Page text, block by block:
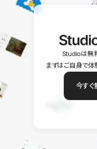
Studioは無
まずはご自身で体
今すぐ